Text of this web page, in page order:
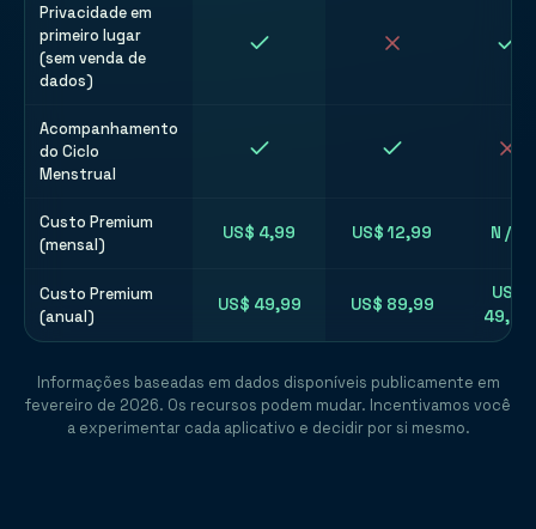
Privacidade em
primeiro lugar
(sem venda de
dados)
Acompanhamento
do Ciclo
Menstrual
Custo Premium
(mensal)
US$ 4,99 US$ 12,99 N / D
Custo Premium
(anual)
US$ 49,99 US$ 89,99
US$
49,99
Informações baseadas em dados disponíveis publicamente em
fevereiro de 2026. Os recursos podem mudar. Incentivamos você
a experimentar cada aplicativo e decidir por si mesmo.